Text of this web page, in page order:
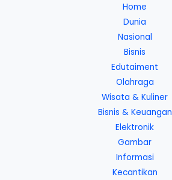
Home
Dunia
Nasional
Bisnis
Edutaiment
Olahraga
Wisata & Kuliner
Bisnis & Keuangan
Elektronik
Gambar
Informasi
Kecantikan